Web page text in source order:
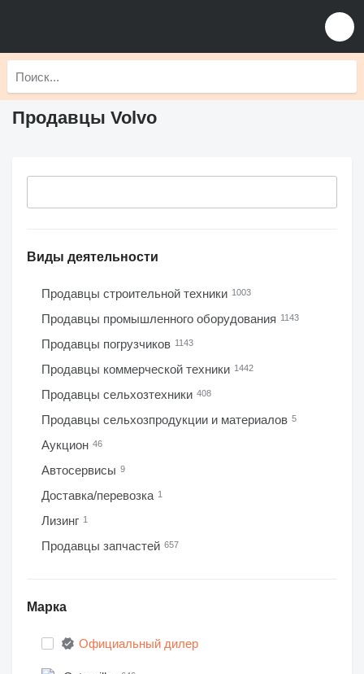
Продавцы Volvo
Виды деятельности
Продавцы строительной техники 1003
Продавцы промышленного оборудования 1143
Продавцы погрузчиков 1143
Продавцы коммерческой техники 1442
Продавцы сельхозтехники 408
Продавцы сельхозпродукции и материалов 5
Аукцион 46
Автосервисы 9
Доставка/перевозка 1
Лизинг 1
Продавцы запчастей 657
Марка
Официальный дилер